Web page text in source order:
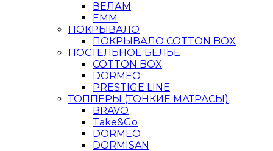
ВЕЛАМ
ЕММ
ПОКРЫВАЛО
ПОКРЫВАЛО COTTON BOX
ПОСТЕЛЬНОЕ БЕЛЬЕ
COTTON BOX
DORMEO
PRESTIGE LINE
ТОППЕРЫ (ТОНКИЕ МАТРАСЫ)
BRAVO
Take&Go
DORMEO
DORMISAN